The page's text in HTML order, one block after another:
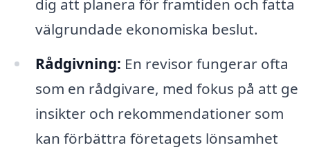
dig att planera för framtiden och fatta
välgrundade ekonomiska beslut.
Rådgivning: En revisor fungerar ofta
som en rådgivare, med fokus på att ge
insikter och rekommendationer som
kan förbättra företagets lönsamhet